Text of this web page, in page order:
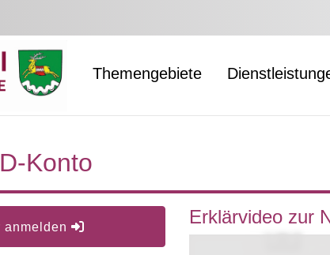
Themengebiete
Konto
Erklärvideo zur